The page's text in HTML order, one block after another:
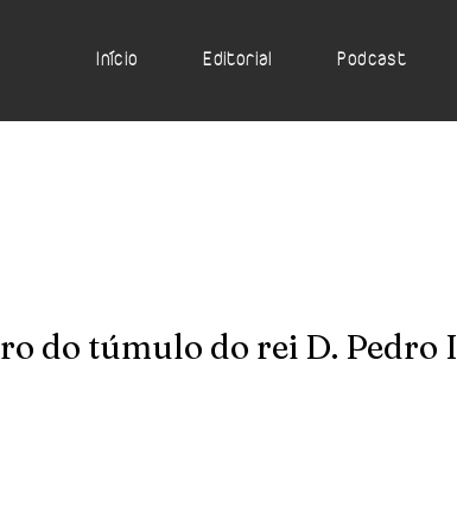
Início Editorial Podcast
do túmulo do rei D. Pedro I